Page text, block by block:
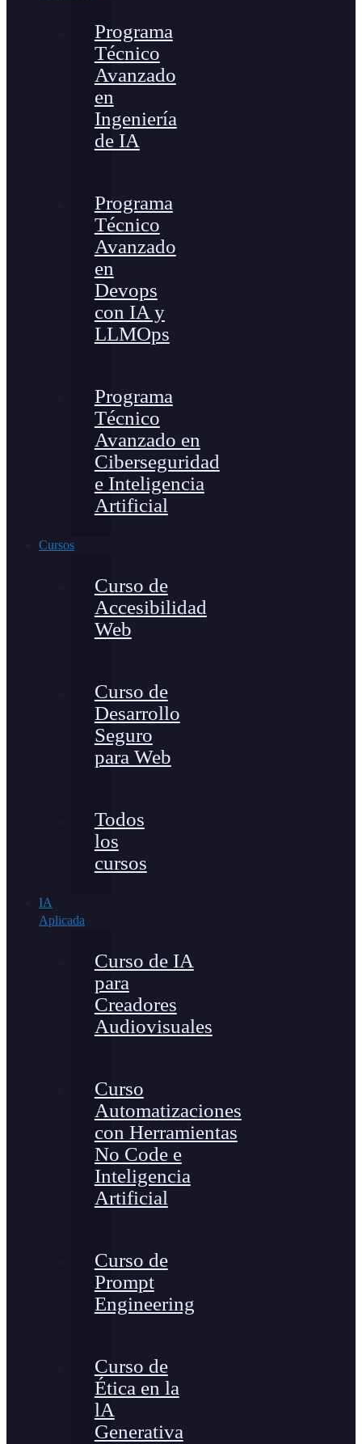
Programa
Técnico
Avanzado
en
Ingeniería
de IA
Programa
Técnico
Avanzado
en
Devops
con IA y
LLMOps
Programa
Técnico
Avanzado en
Ciberseguridad
e Inteligencia
Artificial
Cursos
Curso de
Accesibilidad
Web
Curso de
Desarrollo
Seguro
para Web
Todos
los
cursos
IA
Aplicada
Curso de IA
para
Creadores
Audiovisuales
Curso
Automatizaciones
con Herramientas
No Code e
Inteligencia
Artificial
Curso de
Prompt
Engineering
Curso de
Ética en la
lA
Generativa